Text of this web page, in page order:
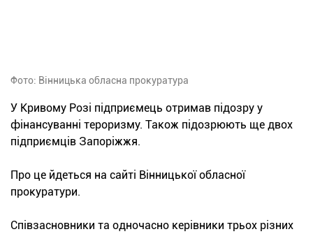
Фото: Вінницька обласна прокуратура
У Кривому Розі підприємець отримав підозру у
фінансуванні тероризму. Також підозрюють ще двох
підприємців Запоріжжя.
Про це йдеться на сайті Вінницької обласної
прокуратури.
Співзасновники та одночасно керівники трьох різних